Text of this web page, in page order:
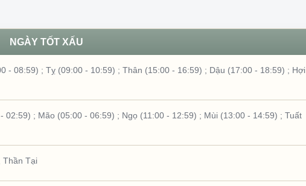
NGÀY TỐT XẤU
- 08:59) ; Tỵ (09:00 - 10:59) ; Thân (15:00 - 16:59) ; Dậu (17:00 - 18:59) ; Hợi
02:59) ; Mão (05:00 - 06:59) ; Ngọ (11:00 - 12:59) ; Mùi (13:00 - 14:59) ; Tuất
Thần Tại